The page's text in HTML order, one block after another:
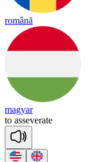
română
magyar
to asseverate